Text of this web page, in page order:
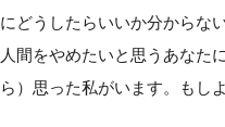
にどうしたらいいか分からな
人間をやめたいと思うあなた
ら）思った私がいます。もし